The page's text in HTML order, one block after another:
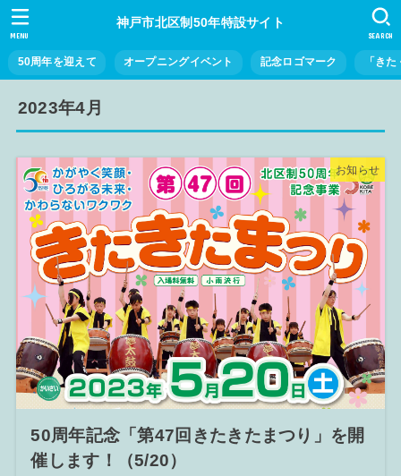
神戸市北区制50年特設サイト
50周年を迎えて オープニングイベント 記念ロゴマーク 「き
SEARCH
MENU
2023年4月
お知らせ
50周年記念「第47回きたきたまつり」を開
催します！（5/20）